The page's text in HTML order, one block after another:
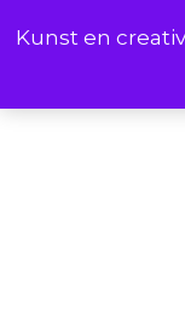
Kunst en